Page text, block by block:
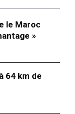
le Maroc
»
64 km de